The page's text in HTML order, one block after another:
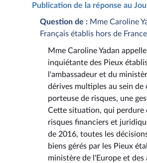
Publication de la réponse au
Question de : Mme Caroline
Français établis hors de
Mme Caroline Yadan
inquiétante des Pieux
l'ambassadeur et du
dérives multiples au sein
porteuse de risques, une
Cette situation, qui perdure
risques financiers et
de 2016, toutes les
biens gérés par les Pieux
ministère de l'Europe et